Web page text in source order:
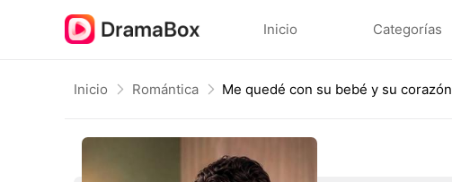
Inicio Categorías
Inicio Romántica Me quedé con su bebé y su corazón